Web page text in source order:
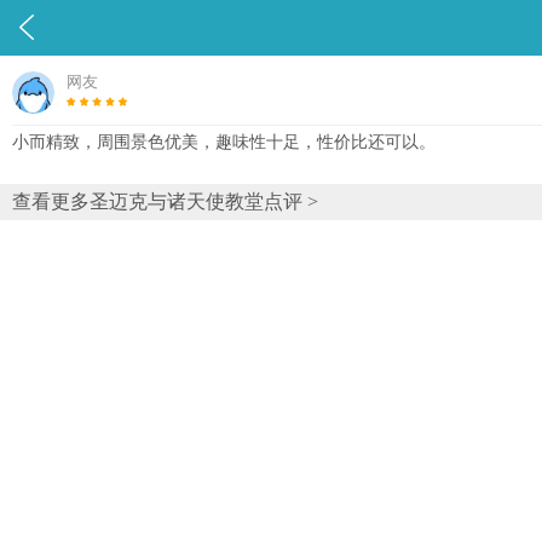

网友
小而精致，周围景色优美，趣味性十足，性价比还可以。
查看更多圣迈克与诸天使教堂点评 >